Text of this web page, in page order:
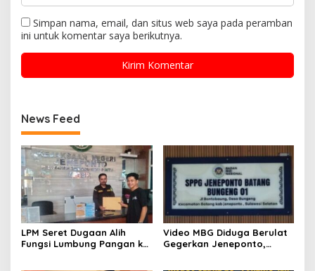
Simpan nama, email, dan situs web saya pada peramban
ini untuk komentar saya berikutnya.
News Feed
LPM Seret Dugaan Alih
Fungsi Lumbung Pangan ke
Video MBG Diduga Berulat
Gegerkan Jeneponto,